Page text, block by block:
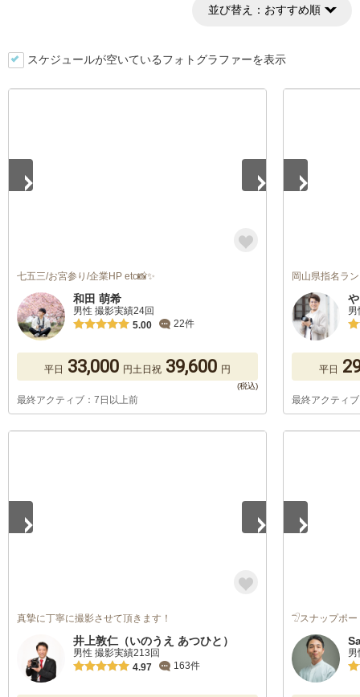
並び替え： おすすめ順
スケジュールが空いているフォトグラファーを表示
七五三/お宮参り/企業HP etc📸✨
和田 萌希
男性 撮影実績24回
5.00
22件
平日 33,000 円土日祝 39,600 円
最終アクティブ：7日以上前
岡山県指名ラ
平日
最終アクティ
真摯に丁寧に撮影させて頂きます！
井上敦仁（いのうえ あつひと）
男性 撮影実績213回
4.97
163件
𓅿スナップポー